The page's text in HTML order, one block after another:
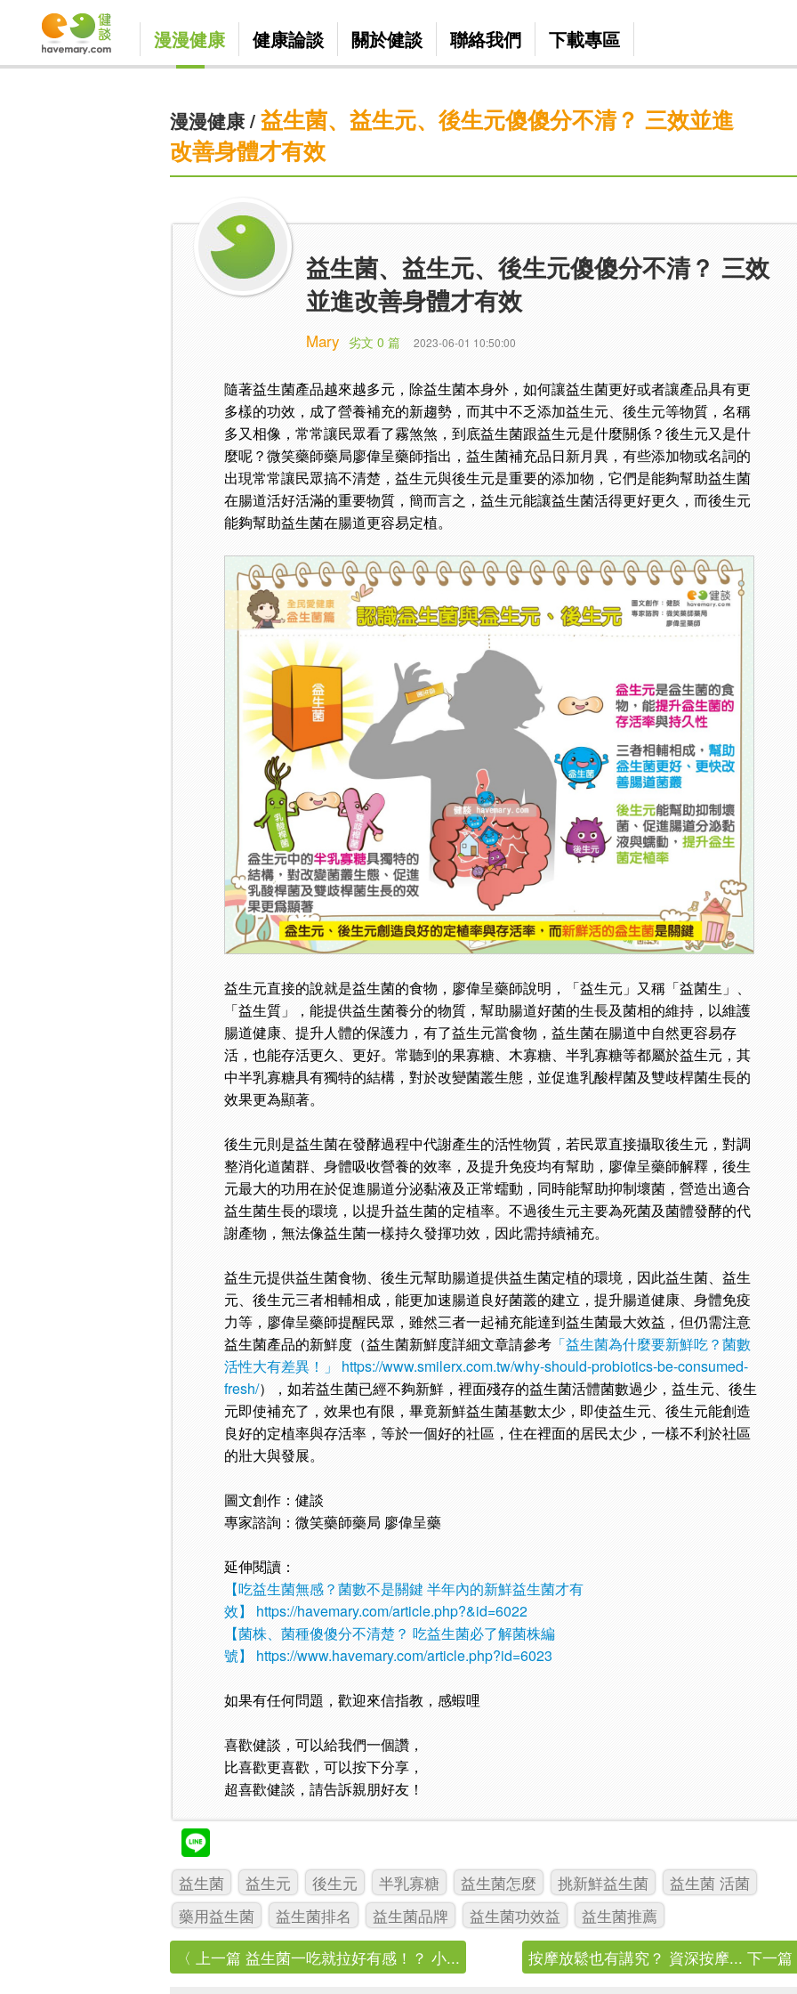
漫漫健康 健康論談 關於健談 聯絡我們 下載專區
漫漫健康/ 益生菌、益生元、後生元傻傻分不清？ 三效並進
改善身體才有效
益生菌、益生元、後生元傻傻分不清？ 三效
並進改善身體才有效
Mary 劣文 0 篇 2023-06-01 10:50:00
隨著益生菌產品越來越多元，除益生菌本身外，如何讓益生菌更好或者讓產品具有更
多樣的功效，成了營養補充的新趨勢，而其中不乏添加益生元、後生元等物質，名稱
多又相像，常常讓民眾看了霧煞煞，到底益生菌跟益生元是什麼關係？後生元又是什
麼呢？微笑藥師藥局廖偉呈藥師指出，益生菌補充品日新月異，有些添加物或名詞的
出現常常讓民眾搞不清楚，益生元與後生元是重要的添加物，它們是能夠幫助益生菌
在腸道活好活滿的重要物質，簡而言之，益生元能讓益生菌活得更好更久，而後生元
能夠幫助益生菌在腸道更容易定植。
益生元直接的說就是益生菌的食物，廖偉呈藥師說明，「益生元」又稱「益菌生」、
「益生質」，能提供益生菌養分的物質，幫助腸道好菌的生長及菌相的維持，以維護
腸道健康、提升人體的保護力，有了益生元當食物，益生菌在腸道中自然更容易存
活，也能存活更久、更好。常聽到的果寡糖、木寡糖、半乳寡糖等都屬於益生元，其
中半乳寡糖具有獨特的結構，對於改變菌叢生態，並促進乳酸桿菌及雙歧桿菌生長的
效果更為顯著。
後生元則是益生菌在發酵過程中代謝產生的活性物質，若民眾直接攝取後生元，對調
整消化道菌群、身體吸收營養的效率，及提升免疫均有幫助，廖偉呈藥師解釋，後生
元最大的功用在於促進腸道分泌黏液及正常蠕動，同時能幫助抑制壞菌，營造出適合
益生菌生長的環境，以提升益生菌的定植率。不過後生元主要為死菌及菌體發酵的代
謝產物，無法像益生菌一樣持久發揮功效，因此需持續補充。
益生元提供益生菌食物、後生元幫助腸道提供益生菌定植的環境，因此益生菌、益生
元、後生元三者相輔相成，能更加速腸道良好菌叢的建立，提升腸道健康、身體免疫
力等，廖偉呈藥師提醒民眾，雖然三者一起補充能達到益生菌最大效益，但仍需注意
益生菌產品的新鮮度（益生菌新鮮度詳細文章請參考 「益生菌為什麼要新鮮吃？菌數
活性大有差異！」
https://www.smilerx.com.tw/why-should-probiotics-be-consumed-
fresh/），如若益生菌已經不夠新鮮，裡面殘存的益生菌活體菌數過少，益生元、後生
元即使補充了，效果也有限，畢竟新鮮益生菌基數太少，即使益生元、後生元能創造
良好的定植率與存活率，等於一個好的社區，住在裡面的居民太少，一樣不利於社區
的壯大與發展。
圖文創作：健談
專家諮詢：微笑藥師藥局 廖偉呈藥
延伸閱讀：
【吃益生菌無感？菌數不是關鍵 半年內的新鮮益生菌才有
效】
https://havemary.com/article.php?&id=6022
【菌株、菌種傻傻分不清楚？ 吃益生菌必了解菌株編
號】
https://www.havemary.com/article.php?id=6023
如果有任何問題，歡迎來信指教，感蝦哩
喜歡健談，可以給我們一個讚，
比喜歡更喜歡，可以按下分享，
超喜歡健談，請告訴親朋好友！
益生菌 益生元 後生元 半乳寡糖 益生菌怎麼 挑新鮮益生菌
益生菌 活菌
藥用益生菌
益生菌排名 益生菌品牌 益生菌功效益
益生菌推薦
〈 上一篇 益生菌一吃就拉好有感！？ 小...
按摩放鬆也有講究？ 資深按摩... 下一